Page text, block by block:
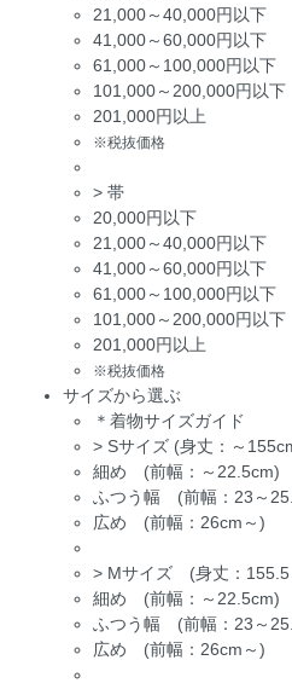
21,000～40,000円以下
41,000～60,000円以下
61,000～100,000円以下
101,000～200,000円以下
201,000円以上
※税抜価格
> 帯
20,000円以下
21,000～40,000円以下
41,000～60,000円以下
61,000～100,000円以下
101,000～200,000円以下
201,000円以上
※税抜価格
サイズから選ぶ
＊着物サイズガイド
> Sサイズ (身丈：～
細め (前幅：～22.5cm)
ふつう幅 (前幅：23～
広め (前幅：26cm～)
> Mサイズ (身丈：155.5
細め (前幅：～22.5cm)
ふつう幅 (前幅：23～
広め (前幅：26cm～)